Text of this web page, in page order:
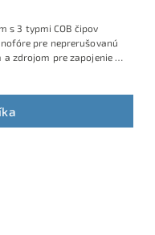
s 3 typmi COB čipov
pre neprerušovanú
zdrojom pre zapojenie do